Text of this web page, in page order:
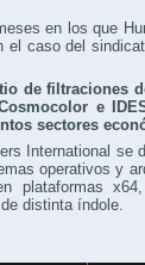
en los que
el caso del
de filtraciones
e
sectores
International
operativos y
plataformas
distinta índole.